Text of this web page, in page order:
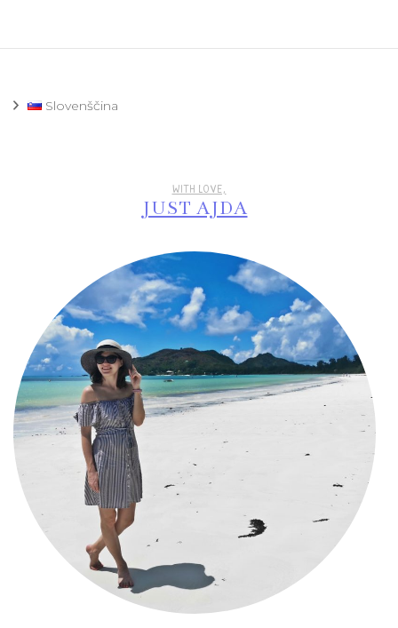
Slovenščina
WITH LOVE,
JUST AJDA